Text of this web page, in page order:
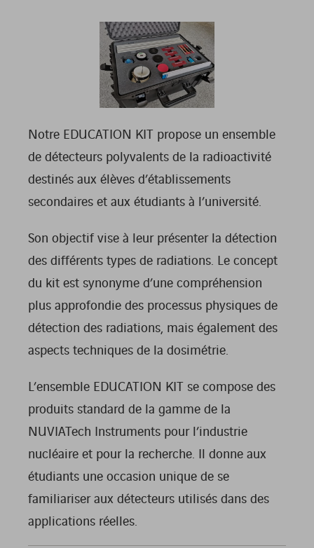
Notre EDUCATION KIT propose un ensemble
de détecteurs polyvalents de la radioactivité
destinés aux élèves d’établissements
secondaires et aux étudiants à l’université.
Son objectif vise à leur présenter la détection
des différents types de radiations. Le concept
du kit est synonyme d’une compréhension
plus approfondie des processus physiques de
détection des radiations, mais également des
aspects techniques de la dosimétrie.
L’ensemble EDUCATION KIT se compose des
produits standard de la gamme de la
NUVIATech Instruments pour l’industrie
nucléaire et pour la recherche. Il donne aux
étudiants une occasion unique de se
familiariser aux détecteurs utilisés dans des
applications réelles.